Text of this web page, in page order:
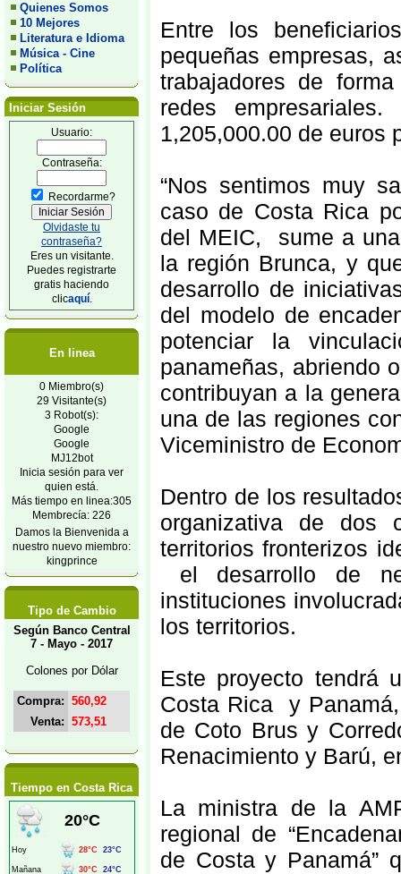
Quienes Somos
10 Mejores
Literatura e Idioma
Música - Cine
Política
Iniciar Sesión
Usuario:
Contraseña:
Recordarme?
Olvidaste tu
contraseña?
Eres un visitante.
Puedes registrarte
gratis haciendo
clicaquí.
En linea
0 Miembro(s)
29 Visitante(s)
3 Robot(s):
Google
Google
MJ12bot
Inicia sesión para ver
quien está.
Más tiempo en linea:305
Membrecía: 226
Damos la Bienvenida a
nuestro nuevo miembro:
kingprince
Tipo de Cambio
Según Banco Central
7 - Mayo - 2017
Colones por Dólar
Compra: 560,92
Venta: 573,51
Tiempo en Costa Rica
Entre los
pequeñas empresas,
trabajadores de
redes
1,205,000.00 de euros
“Nos sentimos muy
caso de Costa Rica
del MEIC, sume a
la región Brunca, y
desarrollo de
del modelo de
potenciar la
panameñas, abriendo
contribuyan a la
una de las regiones
Viceministro de
Dentro de los
organizativa de dos
territorios fronterizos
el desarrollo de
instituciones
los territorios.
Este proyecto tendrá
Costa Rica y
de Coto Brus y
Renacimiento y Barú,
La ministra de la
regional de
de Costa y Panamá”